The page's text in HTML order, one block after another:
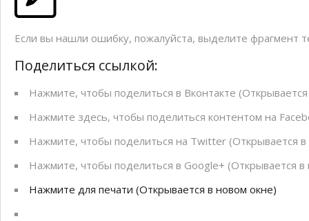
Если вы нашли ошибку, пожалуйста, выделите фрагмент
Поделиться ссылкой:
Нажмите, чтобы поделиться в Вконтакте
Нажмите здесь, чтобы поделиться контентом на
Нажмите, чтобы поделиться на Twitter (Открывается
Нажмите, чтобы поделиться в Google+ (Открывается в
Нажмите для печати (Открывается в новом окне)